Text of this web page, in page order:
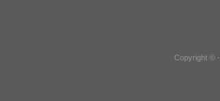
Copyright © -